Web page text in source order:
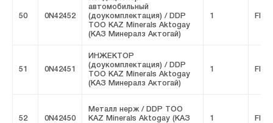
50 0N42452
автомобильный
(доукомплектация) / DDP
ТОО KAZ Minerals Aktogay
(КАЗ Минералз Актогай)
1 FIVE
51 0N42451
ИНЖЕКТОР
(доукомплектация) / DDP
ТОО KAZ Minerals Aktogay
(КАЗ Минералз Актогай)
1 FIVE
52 0N42450
Металл нерж / DDP ТОО
KAZ Minerals Aktogay (КАЗ
1 FIVE